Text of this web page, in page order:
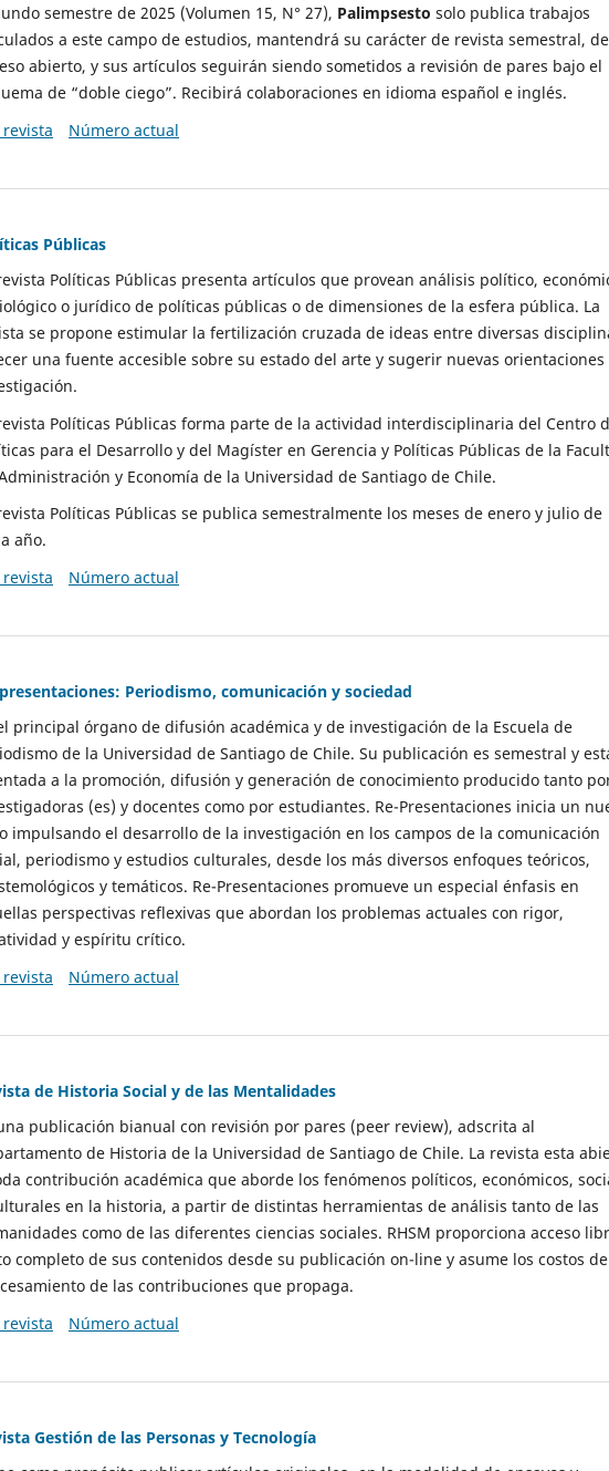
semestre de 2025 (Volumen 15, N° 27), Palimpsesto solo publica trabajos
a este campo de estudios, mantendrá su carácter de revista semestral, de
abierto, y sus artículos seguirán siendo sometidos a revisión de pares bajo el
de “doble ciego”. Recibirá colaboraciones en idioma español e inglés.
revista
Número actual
Públicas
Políticas Públicas presenta artículos que provean análisis político,
o jurídico de políticas públicas o de dimensiones de la esfera pública. La
se propone estimular la fertilización cruzada de ideas entre diversas
una fuente accesible sobre su estado del arte y sugerir nuevas orientaciones
Políticas Públicas forma parte de la actividad interdisciplinaria del Centro
para el Desarrollo y del Magíster en Gerencia y Políticas Públicas de la
y Economía de la Universidad de Santiago de Chile.
Políticas Públicas se publica semestralmente los meses de enero y julio de
año.
revista
Número actual
Periodismo, comunicación y sociedad
principal órgano de difusión académica y de investigación de la Escuela de
de la Universidad de Santiago de Chile. Su publicación es semestral y
a la promoción, difusión y generación de conocimiento producido tanto
(es) y docentes como por estudiantes. Re-Presentaciones inicia un
impulsando el desarrollo de la investigación en los campos de la comunicación
periodismo y estudios culturales, desde los más diversos enfoques teóricos,
y temáticos. Re-Presentaciones promueve un especial énfasis en
perspectivas reflexivas que abordan los problemas actuales con rigor,
y espíritu crítico.
revista
Número actual
de Historia Social y de las Mentalidades
publicación bianual con revisión por pares (peer review), adscrita al
de Historia de la Universidad de Santiago de Chile. La revista esta
contribución académica que aborde los fenómenos políticos, económicos,
en la historia, a partir de distintas herramientas de análisis tanto de las
como de las diferentes ciencias sociales. RHSM proporciona acceso
completo de sus contenidos desde su publicación on-line y asume los costos de
de las contribuciones que propaga.
revista
Número actual
Gestión de las Personas y Tecnología